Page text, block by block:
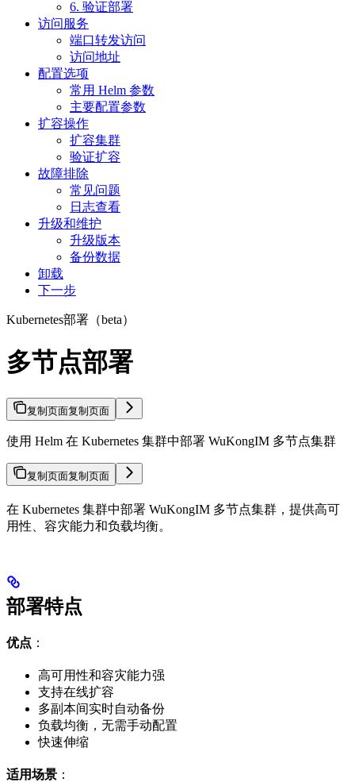
6. 验证部署
访问服务
端口转发访问
访问地址
配置选项
常用 Helm 参数
主要配置参数
扩容操作
扩容集群
验证扩容
故障排除
常见问题
日志查看
升级和维护
升级版本
备份数据
卸载
下一步
Kubernetes部署（beta）
多节点部署
复制页面复制页面
使用 Helm 在 Kubernetes 集群中部署 WuKongIM 多节点集群
复制页面复制页面
在 Kubernetes 集群中部署 WuKongIM 多节点集群，提供高可
用性、容灾能力和负载均衡。
部署特点
优点 ：
高可用性和容灾能力强
支持在线扩容
多副本间实时自动备份
负载均衡，无需手动配置
快速伸缩
适用场景 ：